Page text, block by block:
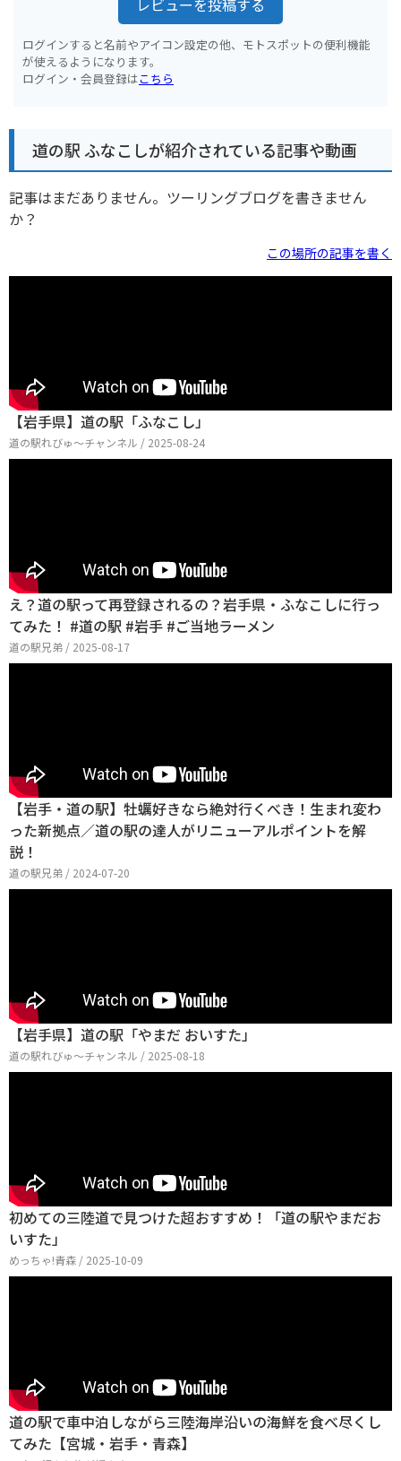
ログインすると名前やアイコン設定の他、モトスポットの便利機能
が使えるようになります。
ログイン・会員登録はこちら
道の駅 ふなこしが紹介されている記事や動画
記事はまだありません。ツーリングブログを書きません
か？
この場所の記事を書く
【岩手県】道の駅「ふなこし」
道の駅れびゅ〜チャンネル / 2025-08-24
え？道の駅って再登録されるの？岩手県・ふなこしに行っ
てみた！ #道の駅 #岩手 #ご当地ラーメン
道の駅兄弟 / 2025-08-17
【岩手・道の駅】牡蠣好きなら絶対行くべき！生まれ変わ
った新拠点／道の駅の達人がリニューアルポイントを解
説！
道の駅兄弟 / 2024-07-20
【岩手県】道の駅「やまだ おいすた」
道の駅れびゅ〜チャンネル / 2025-08-18
初めての三陸道で見つけた超おすすめ！「道の駅やまだお
いすた」
めっちゃ!青森 / 2025-10-09
道の駅で車中泊しながら三陸海岸沿いの海鮮を食べ尽くし
てみた【宮城・岩手・青森】